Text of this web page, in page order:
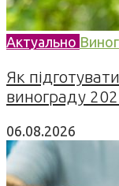
Актуально
Як
винограду
06.08.2026